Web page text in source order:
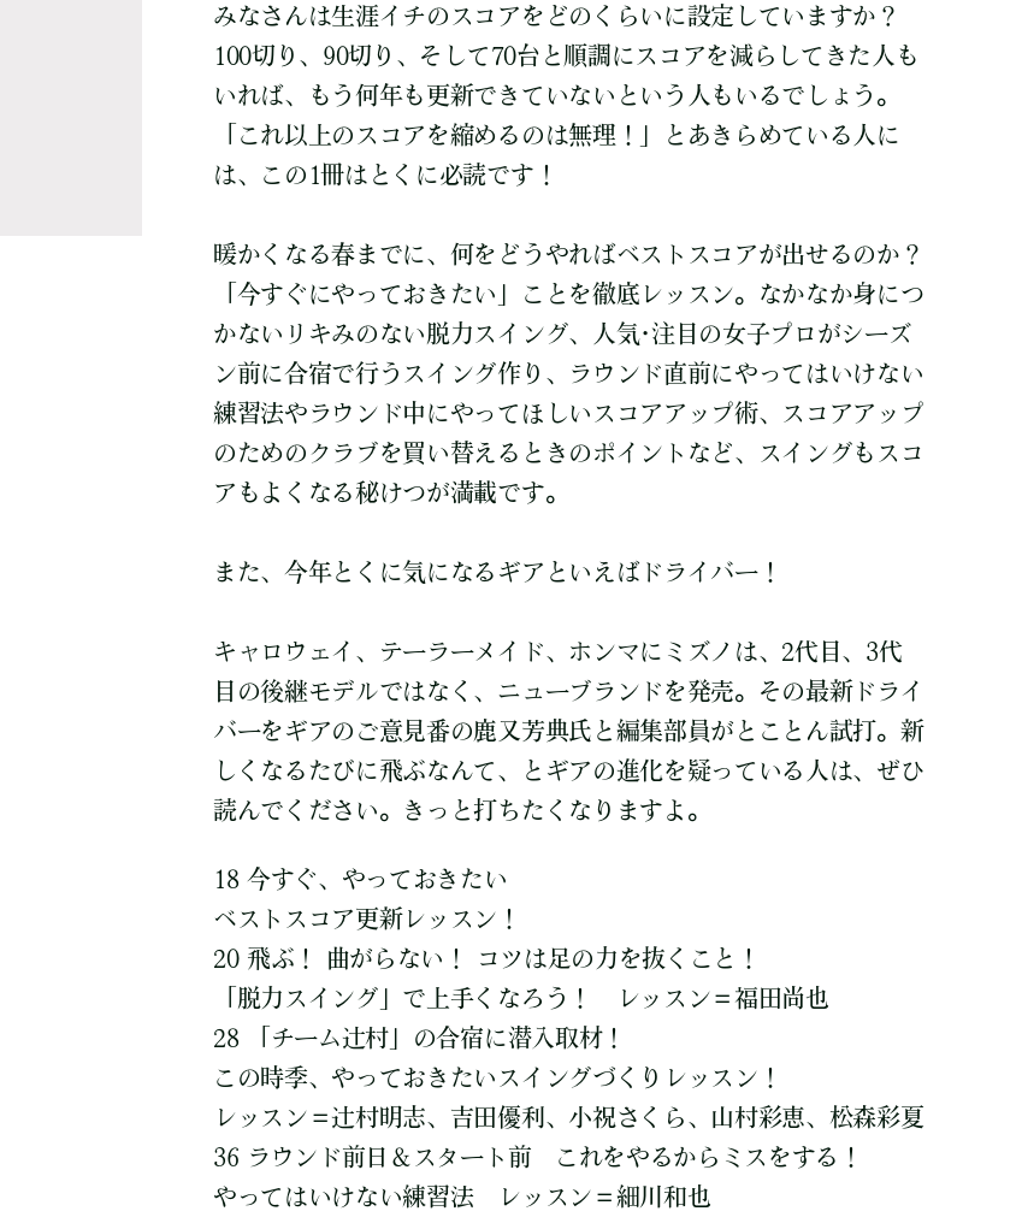
みなさんは生涯イチのスコアをどのくらいに設定していますか？
100切り、90切り、そして70台と順調にスコアを減らしてきた人も
いれば、もう何年も更新できていないという人もいるでしょう。
「これ以上のスコアを縮めるのは無理！」とあきらめている人に
は、この1冊はとくに必読です！
暖かくなる春までに、何をどうやればベストスコアが出せるのか？
「今すぐにやっておきたい」ことを徹底レッスン。なかなか身につ
かないリキみのない脱力スイング、人気･注目の女子プロがシーズ
ン前に合宿で行うスイング作り、ラウンド直前にやってはいけない
練習法やラウンド中にやってほしいスコアアップ術、スコアアップ
のためのクラブを買い替えるときのポイントなど、スイングもスコ
アもよくなる秘けつが満載です。
また、今年とくに気になるギアといえばドライバー！
キャロウェイ、テーラーメイド、ホンマにミズノは、2代目、3代
目の後継モデルではなく、ニューブランドを発売。その最新ドライ
バーをギアのご意見番の鹿又芳典氏と編集部員がとことん試打。新
しくなるたびに飛ぶなんて、とギアの進化を疑っている人は、ぜひ
読んでください。きっと打ちたくなりますよ。
18 今すぐ、やっておきたい
ベストスコア更新レッスン！
20 飛ぶ！ 曲がらない！ コツは足の力を抜くこと！
「脱力スイング」で上手くなろう！ レッスン＝福田尚也
28 「チーム辻村」の合宿に潜入取材！
この時季、やっておきたいスイングづくりレッスン！
レッスン＝辻村明志、吉田優利、小祝さくら、山村彩恵、松森彩夏
36 ラウンド前日＆スタート前 これをやるからミスをする！
やってはいけない練習法 レッスン＝細川和也